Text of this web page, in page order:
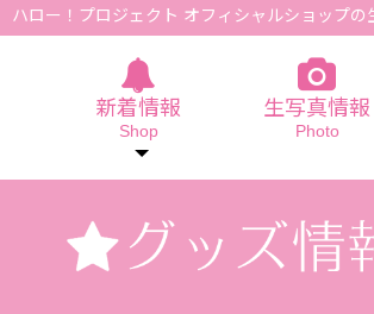
ハロー！プロジェクト オフィシャルショップの
新着情報
Shop
生写真情報
Photo